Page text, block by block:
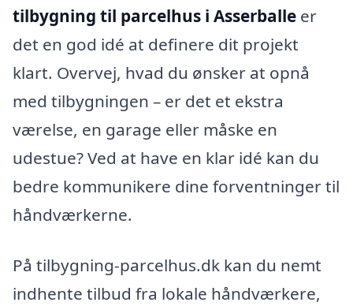
tilbygning til parcelhus i Asserballe er
det en god idé at definere dit projekt
klart. Overvej, hvad du ønsker at opnå
med tilbygningen – er det et ekstra
værelse, en garage eller måske en
udestue? Ved at have en klar idé kan du
bedre kommunikere dine forventninger til
håndværkerne.
På tilbygning-parcelhus.dk kan du nemt
indhente tilbud fra lokale håndværkere,